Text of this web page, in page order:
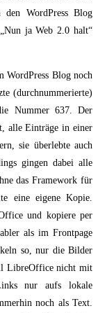
WordPress Blog
ja Web 2.0 halt“
WordPress Blog noch
(durchnummerierte)
Nummer 637. Der
alle Einträge in einer
sie überlebte auch
gingen dabei alle
das Framework für
eine eigene Kopie.
und kopiere per
als im Frontpage
so, nur die Bilder
LibreOffice nicht mit
nur aufs lokale
noch als Text.